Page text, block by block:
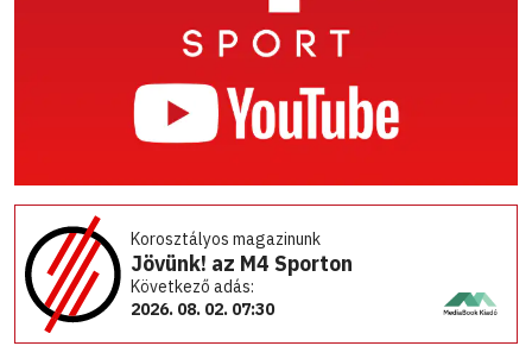
Korosztályos magazinunk
Jövünk! az M4 Sporton
Következő adás:
2026. 08. 02. 07:30